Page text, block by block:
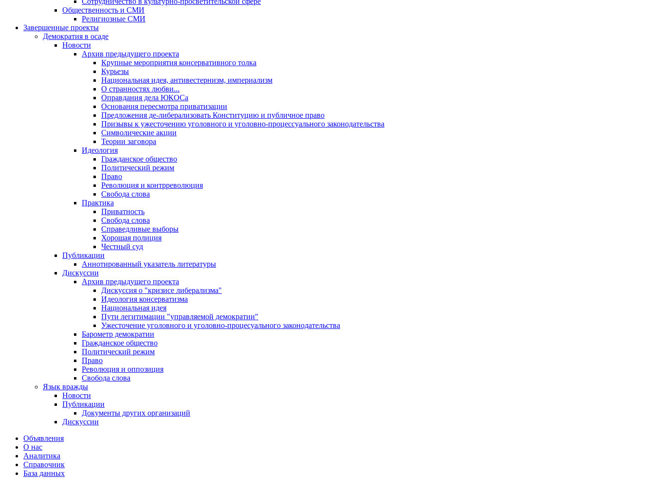
Общественность и СМИ
Религиозные СМИ
Завершенные проекты
Демократия в осаде
Новости
Архив предыдущего проекта
Крупные мероприятия консервативного толка
Курьезы
Национальная идея, антивестернизм, империализм
О странностях любви...
Оправдания дела ЮКОСа
Основания пересмотра приватизации
Предложения де-либерализовать Конституцию и публичное право
Призывы к ужесточению уголовного и уголовно-процессуального законодательства
Символические акции
Теории заговора
Идеология
Гражданское общество
Политический режим
Право
Революция и контрреволюция
Свобода слова
Практика
Приватность
Свобода слова
Справедливые выборы
Хорошая полиция
Честный суд
Публикации
Аннотированный указатель литературы
Дискуссии
Архив предыдущего проекта
Дискуссия о "кризисе либерализма"
Идеология консерватизма
Национальная идея
Пути легитимации "управляемой демократии"
Ужесточение уголовного и уголовно-процесуального законодательства
Барометр демократии
Гражданское общество
Политический режим
Право
Революция и оппозиция
Свобода слова
Язык вражды
Новости
Публикации
Документы других организаций
Дискуссии
Объявления
О нас
Аналитика
Справочник
База данных